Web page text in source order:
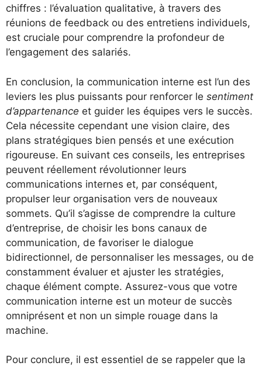
chiffres : l’évaluation qualitative, à travers des
réunions de feedback ou des entretiens individuels,
est cruciale pour comprendre la profondeur de
l’engagement des salariés.
En conclusion, la communication interne est l’un des
leviers les plus puissants pour renforcer le sentiment
d’appartenance et guider les équipes vers le succès.
Cela nécessite cependant une vision claire, des
plans stratégiques bien pensés et une exécution
rigoureuse. En suivant ces conseils, les entreprises
peuvent réellement révolutionner leurs
communications internes et, par conséquent,
propulser leur organisation vers de nouveaux
sommets. Qu’il s’agisse de comprendre la culture
d’entreprise, de choisir les bons canaux de
communication, de favoriser le dialogue
bidirectionnel, de personnaliser les messages, ou de
constamment évaluer et ajuster les stratégies,
chaque élément compte. Assurez-vous que votre
communication interne est un moteur de succès
omniprésent et non un simple rouage dans la
machine.
Pour conclure, il est essentiel de se rappeler que la